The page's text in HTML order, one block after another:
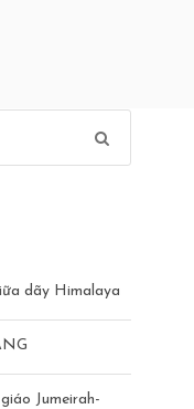
dãy Himalaya
Jumeirah-